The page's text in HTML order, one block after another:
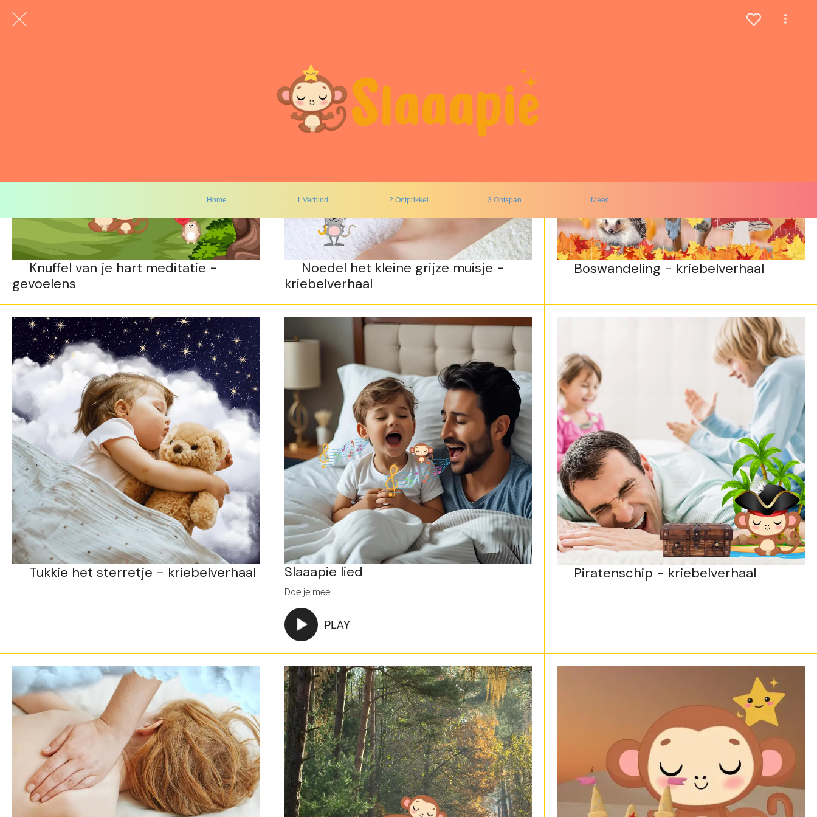
Home 1 Verbind 2 Ontprikkel 3 Ontspan Meer..
Knuffel van je hart meditatie -
gevoelens
Noedel het kleine grijze muisje -
kriebelverhaal
Boswandeling - kriebelverhaal
Tukkie het sterretje - kriebelverhaal Slaaapie lied
Doe je mee,
PLAY
Piratenschip - kriebelverhaal